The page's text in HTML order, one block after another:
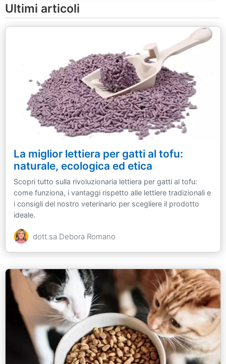
Ultimi articoli
La miglior lettiera per gatti al tofu:
naturale, ecologica ed etica
Scopri tutto sulla rivoluzionaria lettiera per gatti al tofu:
come funziona, i vantaggi rispetto alle lettiere tradizionali e
i consigli del nostro veterinario per scegliere il prodotto
ideale.
dott.sa Debora Romano